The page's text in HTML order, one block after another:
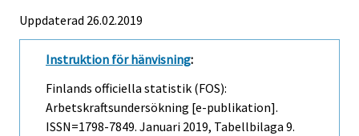
Uppdaterad 26.02.2019
Instruktion för hänvisning:
Finlands officiella statistik (FOS):
Arbetskraftsundersökning [e-publikation].
ISSN=1798-7849. Januari 2019, Tabellbilaga 9.